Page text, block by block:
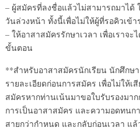
– ผู้สมัครที่ลงชื่อแล้วไม่สามารถมาได้
วันล่วงหน้า ทั้งนี้เพื่อไม่ให้ผู้ที่รอคิวเข้า
– ให้อาสาสมัครรักษาเวลา เพื่อเราจ
ขั้นตอน
**สำหรับอาสาสมัครนักเรียน นักศึกษ
รายละเอียดก่อนการสมัคร เพื่อไม่ให้เ
สมัครหากท่านเน้นมาขอใบรับรองมาก
การเป็นอาสาสมัคร และความอดทนก
สายกว่ากำหนด และกลับก่อนเวลา แ